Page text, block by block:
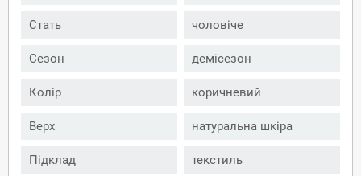
Стать чоловіче
Сезон демісезон
Колір коричневий
Верх натуральна шкіра
Підклад текстиль